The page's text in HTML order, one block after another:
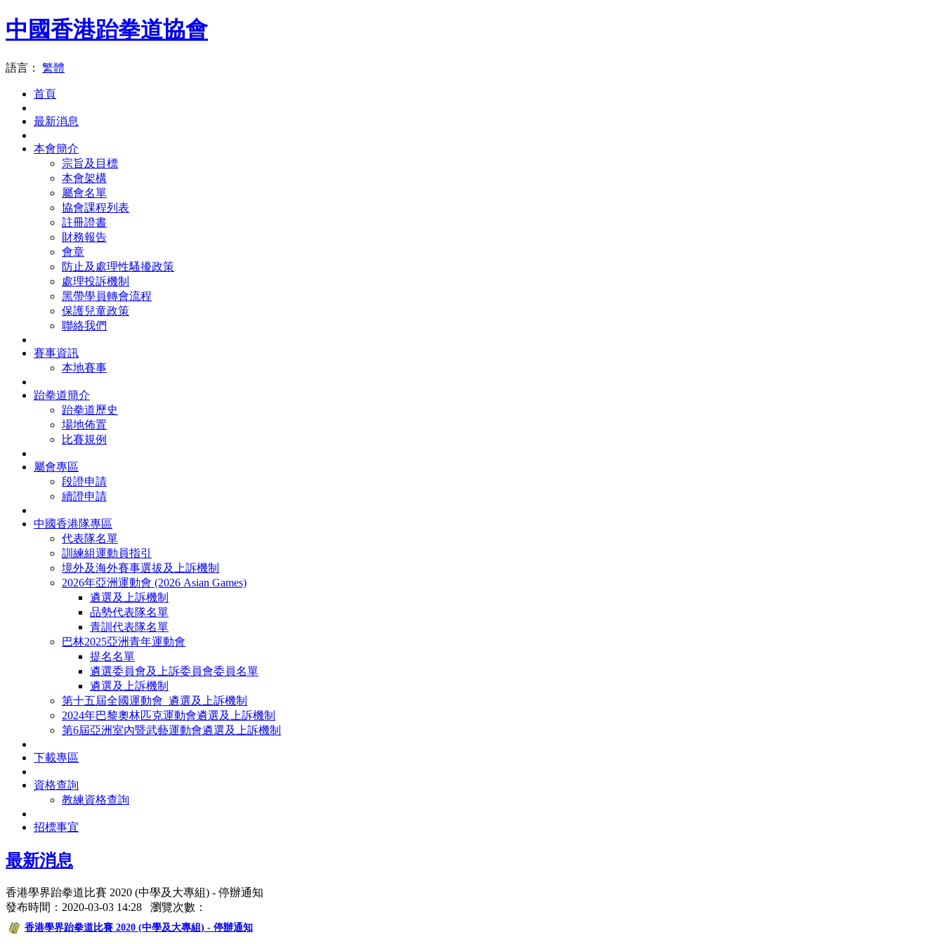
中國香港跆拳道協會
語言： 繁體
首頁
最新消息
本會簡介
宗旨及目標
本會架構
屬會名單
協會課程列表
註冊證書
財務報告
會章
防止及處理性騷擾政策
處理投訴機制
黑帶學員轉會流程
保護兒童政策
聯絡我們
賽事資訊
本地賽事
跆拳道簡介
跆拳道歷史
場地佈置
比賽規例
屬會專區
段證申請
續證申請
中國香港隊專區
代表隊名單
訓練組運動員指引
境外及海外賽事選拔及上訴機制
2026年亞洲運動會 (2026 Asian Games)
遴選及上訴機制
品勢代表隊名單
青訓代表隊名單
巴林2025亞洲青年運動會
提名名單
遴選委員會及上訴委員會委員名單
遴選及上訴機制
第十五屆全國運動會_遴選及上訴機制
2024年巴黎奧林匹克運動會遴選及上訴機制
第6屆亞洲室內暨武藝運動會遴選及上訴機制
下載專區
資格查詢
教練資格查詢
招標事宜
最新消息
香港學界跆拳道比賽 2020 (中學及大專組) - 停辦通知
發布時間：2020-03-03 14:28 瀏覽次數：
香港學界跆拳道比賽 2020 (中學及大專組) - 停辦通知